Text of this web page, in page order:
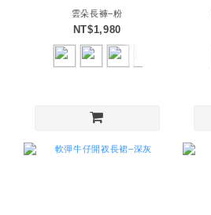
雲朵長褲–粉
NT$1,980